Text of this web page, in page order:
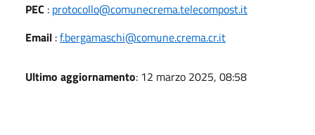
PEC : protocollo@comunecrema.telecompost.it
Email :f.bergamaschi@comune.crema.cr.it
Ultimo aggiornamento: 12 marzo 2025, 08:58